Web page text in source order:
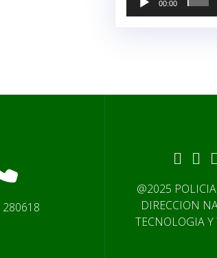
00:00
@2025
DIRECCION
TECNOLOGIA Y